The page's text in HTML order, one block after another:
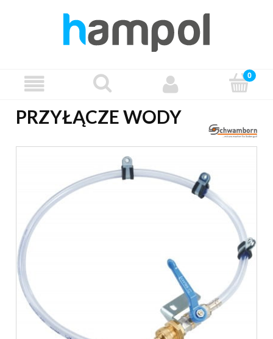
PRZYŁĄCZE WODY